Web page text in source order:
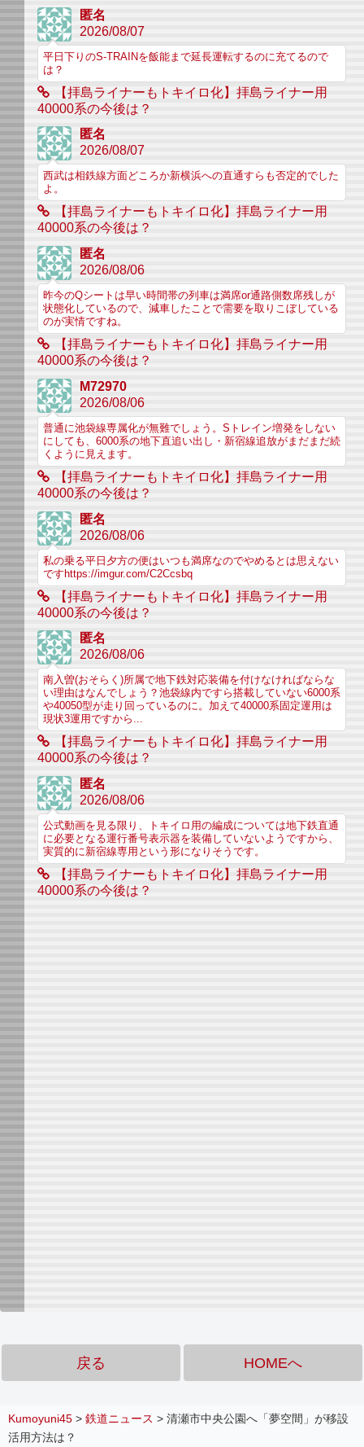
匿名
2026/08/07
平日下りのS-TRAINを飯能まで延長運転するのに充てるので
は？
【拝島ライナーもトキイロ化】拝島ライナー用
40000系の今後は？
匿名
2026/08/07
西武は相鉄線方面どころか新横浜への直通すらも否定的でした
よ。
【拝島ライナーもトキイロ化】拝島ライナー用
40000系の今後は？
匿名
2026/08/06
昨今のQシートは早い時間帯の列車は満席or通路側数席残しが
状態化しているので、減車したことで需要を取りこぼしている
のが実情ですね。
【拝島ライナーもトキイロ化】拝島ライナー用
40000系の今後は？
M72970
2026/08/06
普通に池袋線専属化が無難でしょう。Sトレイン増発をしない
にしても、6000系の地下直追い出し・新宿線追放がまだまだ続
くように見えます。
【拝島ライナーもトキイロ化】拝島ライナー用
40000系の今後は？
匿名
2026/08/06
私の乗る平日夕方の便はいつも満席なのでやめるとは思えない
ですhttps://imgur.com/C2Ccsbq
【拝島ライナーもトキイロ化】拝島ライナー用
40000系の今後は？
匿名
2026/08/06
南入曽(おそらく)所属で地下鉄対応装備を付けなければならな
い理由はなんでしょう？池袋線内ですら搭載していない6000系
や40050型が走り回っているのに。加えて40000系固定運用は
現状3運用ですから...
【拝島ライナーもトキイロ化】拝島ライナー用
40000系の今後は？
匿名
2026/08/06
公式動画を見る限り、トキイロ用の編成については地下鉄直通
に必要となる運行番号表示器を装備していないようですから、
実質的に新宿線専用という形になりそうです。
【拝島ライナーもトキイロ化】拝島ライナー用
40000系の今後は？
戻る HOMEへ
Kumoyuni45 > 鉄道ニュース > 清瀬市中央公園へ「夢空間」が移設
活用方法は？